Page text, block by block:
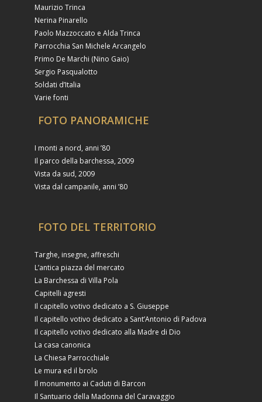
Maurizio Trinca
Nerina Pinarello
Paolo Mazzoccato e Alda Trinca
Parrocchia San Michele Arcangelo
Primo De Marchi (Nino Gaio)
Sergio Pasqualotto
Soldati d’Italia
Varie fonti
FOTO PANORAMICHE
I monti a nord, anni ’80
Il parco della barchessa, 2009
Vista da sud, 2009
Vista dal campanile, anni ’80
FOTO DEL TERRITORIO
Targhe, insegne, affreschi
L’antica piazza del mercato
La Barchessa di Villa Pola
Capitelli agresti
Il capitello votivo dedicato a S. Giuseppe
Il capitello votivo dedicato a Sant’Antonio di Padova
Il capitello votivo dedicato alla Madre di Dio
La casa canonica
La Chiesa Parrocchiale
Le mura ed il brolo
Il monumento ai Caduti di Barcon
Il Santuario della Madonna del Caravaggio